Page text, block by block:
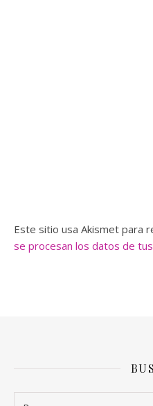
Este sitio usa Akismet para
se procesan los datos de